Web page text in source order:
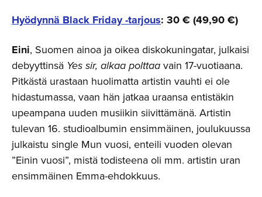
Hyödynnä Black Friday -tarjous: 30 € (49,90 €)
Eini, Suomen ainoa ja oikea diskokuningatar, julkaisi
debyyttinsä Yes sir, alkaa polttaavain 17-vuotiaana.
Pitkästä urastaan huolimatta artistin vauhti ei ole
hidastumassa, vaan hän jatkaa uraansa entistäkin
upeampana uuden musiikin siivittämänä. Artistin
tulevan 16. studioalbumin ensimmäinen, joulukuussa
julkaistu single Mun vuosi, enteili vuoden olevan
”Einin vuosi”, mistä todisteena oli mm. artistin uran
ensimmäinen Emma-ehdokkuus.